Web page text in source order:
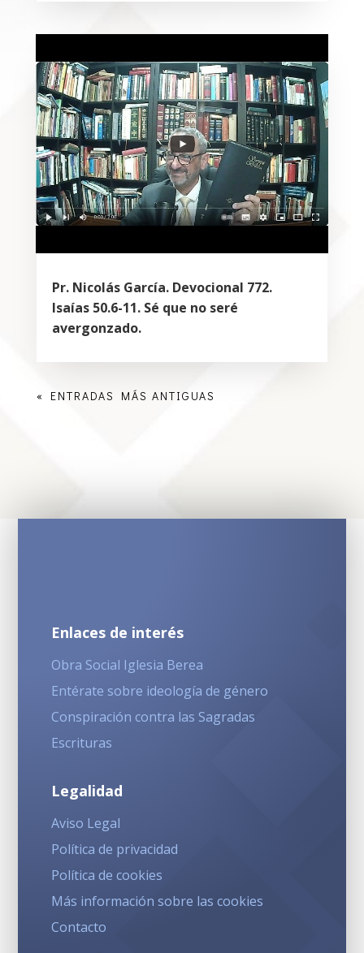
Pr. Nicolás García. Devocional 772.
Isaías 50.6-11. Sé que no seré
avergonzado.
« ENTRADAS MÁS ANTIGUAS
Enlaces de interés
Obra Social Iglesia Berea
Entérate sobre ideología de género
Conspiración contra las Sagradas
Escrituras
Legalidad
Aviso Legal
Política de privacidad
Política de cookies
Más información sobre las cookies
Contacto